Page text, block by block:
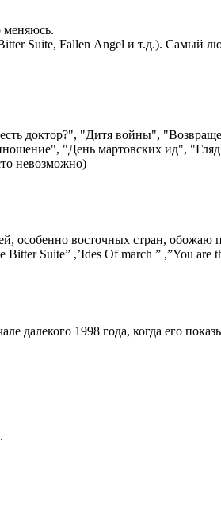
меняюсь.
Suite, Fallen Angel и т.д.). Самый
доктор?", "Дитя войны",
"День мартовских ид",
невозможно)
восточных стран, обожаю
Bitter Suite” ,’Ides Of march ” ,”You
далекого 1998 года, когда его